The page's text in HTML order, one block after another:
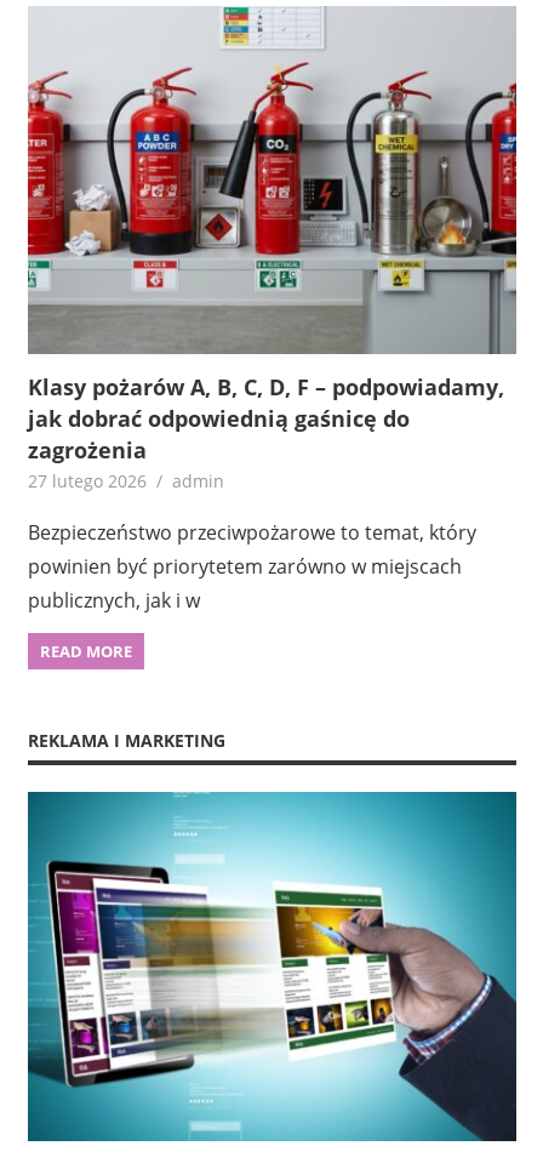
Klasy pożarów A, B, C, D, F – podpowiadamy,
jak dobrać odpowiednią gaśnicę do
zagrożenia
27 lutego 2026 admin
Bezpieczeństwo przeciwpożarowe to temat, który
powinien być priorytetem zarówno w miejscach
publicznych, jak i w
READ MORE
REKLAMA I MARKETING